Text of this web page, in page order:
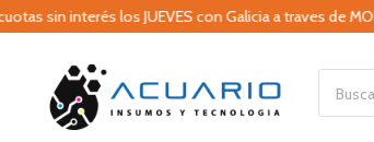
sin interés los JUEVES con Galicia a traves de